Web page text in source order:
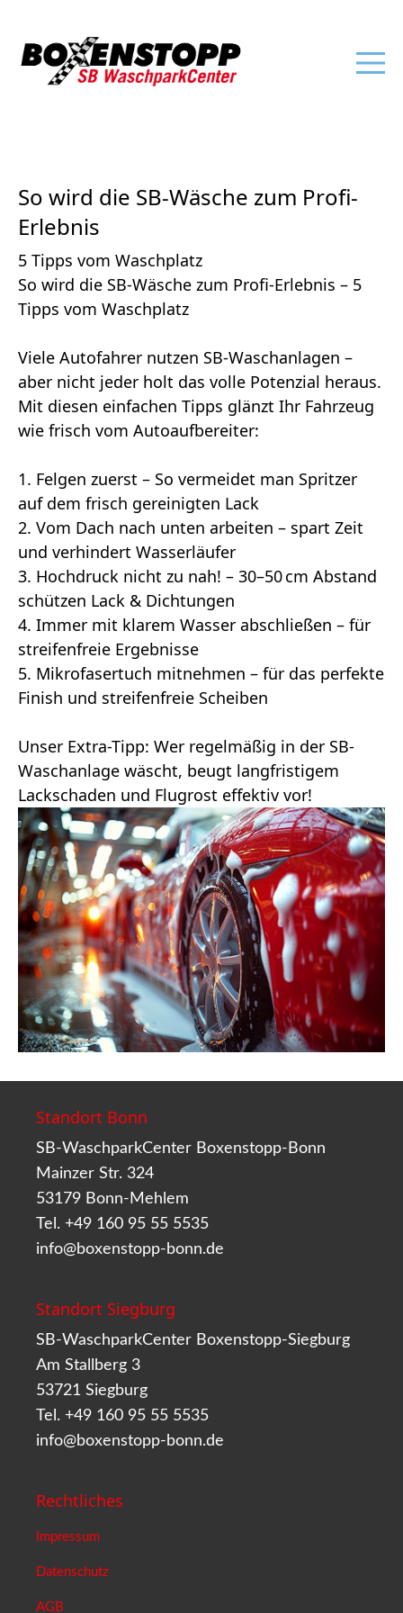
So wird die SB-Wäsche zum Profi-
Erlebnis
5 Tipps vom Waschplatz
So wird die SB-Wäsche zum Profi-Erlebnis – 5
Tipps vom Waschplatz
Viele Autofahrer nutzen SB-Waschanlagen –
aber nicht jeder holt das volle Potenzial heraus.
Mit diesen einfachen Tipps glänzt Ihr Fahrzeug
wie frisch vom Autoaufbereiter:
1. Felgen zuerst – So vermeidet man Spritzer
auf dem frisch gereinigten Lack
2. Vom Dach nach unten arbeiten – spart Zeit
und verhindert Wasserläufer
3. Hochdruck nicht zu nah! – 30–50 cm Abstand
schützen Lack & Dichtungen
4. Immer mit klarem Wasser abschließen – für
streifenfreie Ergebnisse
5. Mikrofasertuch mitnehmen – für das perfekte
Finish und streifenfreie Scheiben
Unser Extra-Tipp: Wer regelmäßig in der SB-
Waschanlage wäscht, beugt langfristigem
Lackschaden und Flugrost effektiv vor!
Standort Bonn
SB-WaschparkCenter Boxenstopp-Bonn
Mainzer Str. 324
53179 Bonn-Mehlem
Tel. +49 160 95 55 5535
info@boxenstopp-bonn.de
Standort Siegburg
SB-WaschparkCenter Boxenstopp-Siegburg
Am Stallberg 3
53721 Siegburg
Tel. +49 160 95 55 5535
info@boxenstopp-bonn.de
Rechtliches
Impressum
Datenschutz
AGB